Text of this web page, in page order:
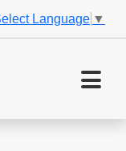
Language ▼